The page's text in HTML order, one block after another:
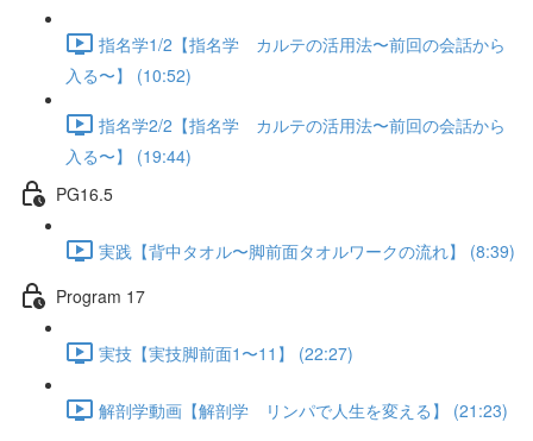
指名学1/2【指名学 カルテの活用法〜前回の会話から
入る〜】 (10:52)
指名学2/2【指名学 カルテの活用法〜前回の会話から
入る〜】 (19:44)
PG16.5
実践【背中タオル〜脚前面タオルワークの流れ】 (8:39)
Program 17
実技【実技脚前面1〜11】 (22:27)
解剖学動画【解剖学 リンパで人生を変える】 (21:23)